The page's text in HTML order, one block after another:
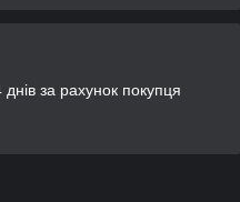
за рахунок покупця